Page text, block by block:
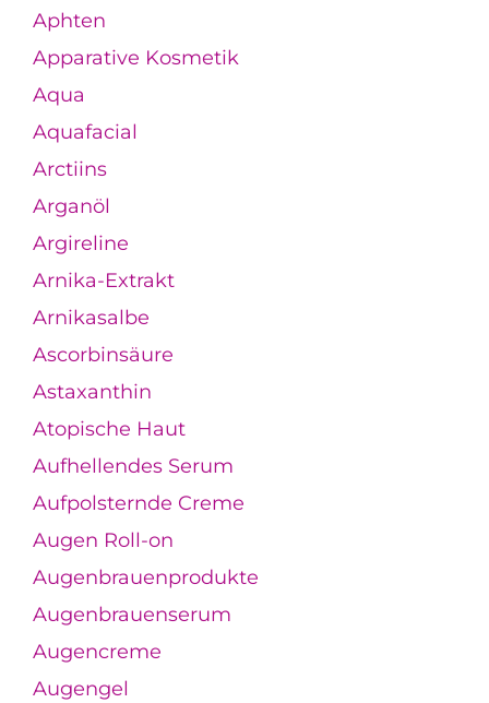
Aphten
Apparative Kosmetik
Aqua
Aquafacial
Arctiins
Arganöl
Argireline
Arnika-Extrakt
Arnikasalbe
Ascorbinsäure
Astaxanthin
Atopische Haut
Aufhellendes Serum
Aufpolsternde Creme
Augen Roll-on
Augenbrauenprodukte
Augenbrauenserum
Augencreme
Augengel